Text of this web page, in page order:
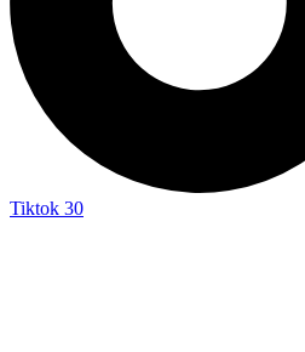
Tiktok 30